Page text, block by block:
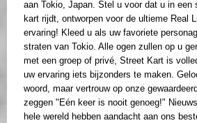
aan Tokio, Japan. Stel u voor dat u in een
kart rijdt, ontworpen voor de ultieme Real
ervaring! Kleed u als uw favoriete
straten van Tokio. Alle ogen zullen op u
met een groep of privé, Street Kart is
uw ervaring iets bijzonders te maken.
woord, maar vertrouw op onze
zeggen "Eén keer is nooit genoeg!"
hele wereld hebben aandacht aan ons